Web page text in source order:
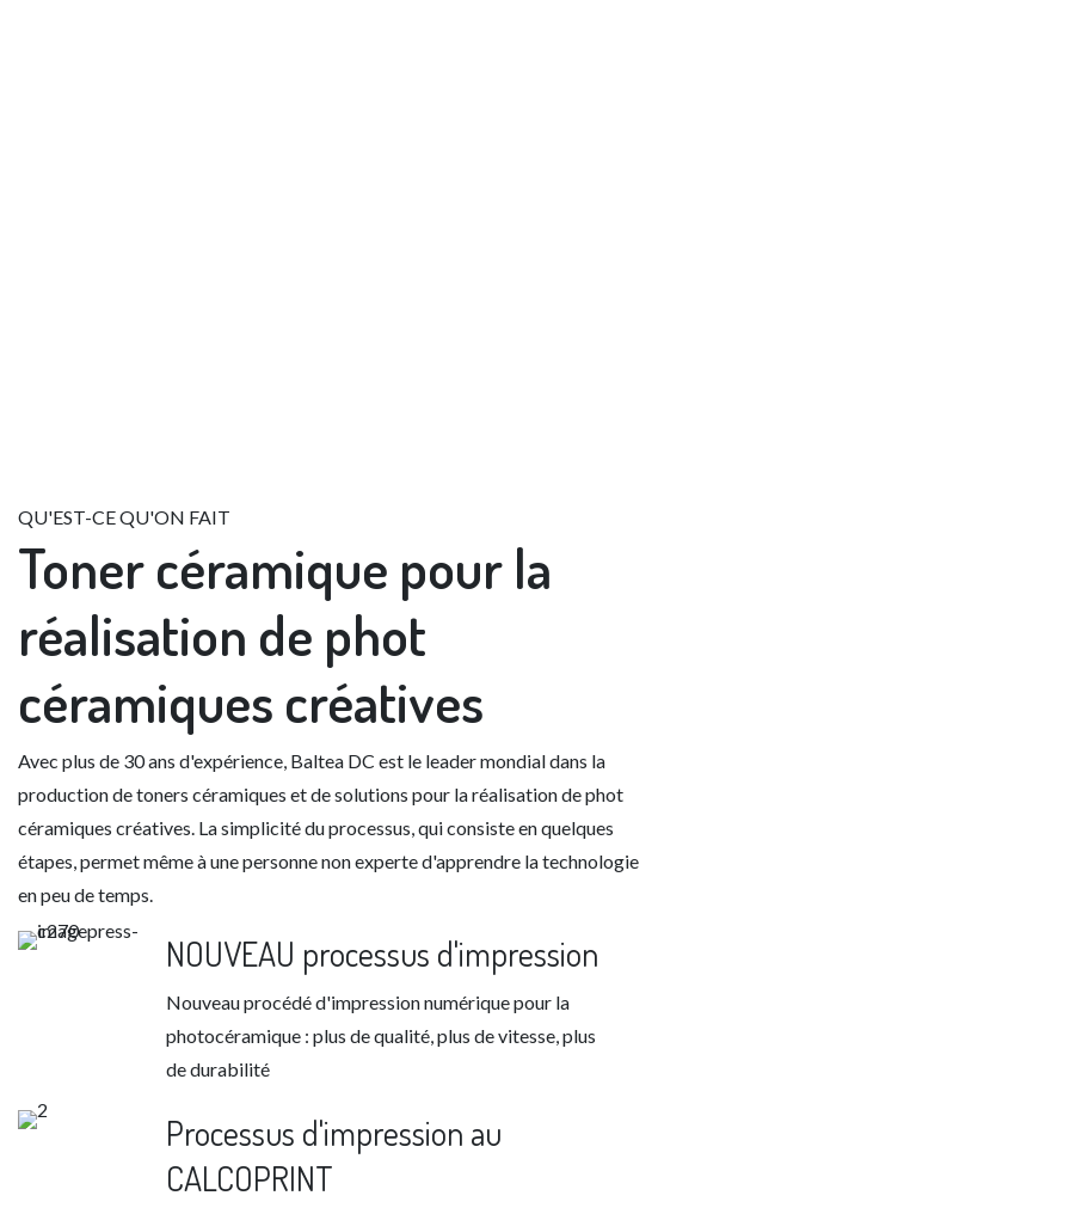
QU'EST-CE QU'ON FAIT
Toner céramique pour la
réalisation de phot
céramiques créatives
Avec plus de 30 ans d'expérience, Baltea DC est le leader mondial dans la
production de toners céramiques et de solutions pour la réalisation de phot
céramiques créatives. La simplicité du processus, qui consiste en quelques
étapes, permet même à une personne non experte d'apprendre la technologie
en peu de temps.
NOUVEAU processus d'impression
Nouveau procédé d'impression numérique pour la
photocéramique : plus de qualité, plus de vitesse, plus
de durabilité
Processus d'impression au
CALCOPRINT